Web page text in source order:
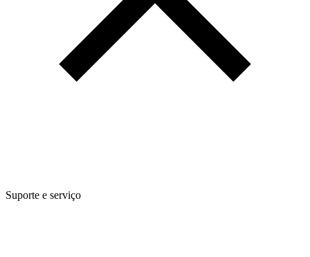
Suporte e serviço